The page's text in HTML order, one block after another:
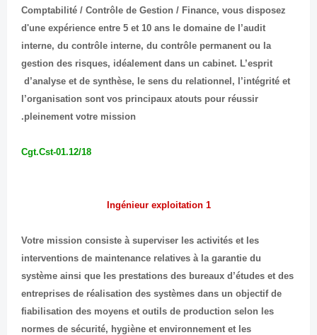
Comptabilité / Contrôle de Gestion / Finance, vous disposez
d'une expérience entre 5 et 10 ans le domaine de l’audit
interne, du contrôle interne, du contrôle permanent ou la
gestion des risques, idéalement dans un cabinet. L’esprit
d’analyse et de synthèse, le sens du relationnel, l’intégrité et
l’organisation sont vos principaux atouts pour réussir
pleinement votre mission.
Cgt.Cst-01.12/18
1 Ingénieur exploitation
Votre mission consiste à superviser les activités et les
interventions de maintenance relatives à la garantie du
système ainsi que les prestations des bureaux d’études et des
entreprises de réalisation des systèmes dans un objectif de
fiabilisation des moyens et outils de production selon les
normes de sécurité, hygiène et environnement et les